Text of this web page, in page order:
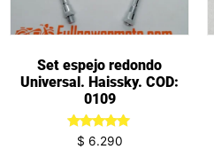
Set espejo redondo
Universal. Haissky. COD:
0109
Valorado
en
$ 6.290